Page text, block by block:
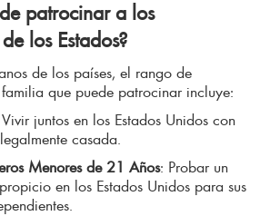
patrocinar a los
los Estados?
de los países, el rango de
que puede patrocinar incluye:
juntos en los Estados Unidos con
casada.
Menores de 21 Años: Probar un
en los Estados Unidos para sus